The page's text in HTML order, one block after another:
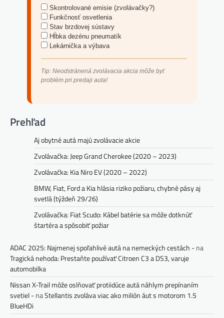
Skontrolované emisie (zvolávačky?)
Funkčnosť osvetlenia
Stav brzdovej sústavy
Hĺbka dezénu pneumatík
Lekárnička a výbava
Tip: Neodstránená zvolávacia akcia môže byť
problém pri predaji auta!
Prehľad
Aj obytné autá majú zvolávacie akcie
Zvolávačka: Jeep Grand Cherokee (2020 – 2023)
Zvolávačka: Kia Niro EV (2020 – 2022)
BMW, Fiat, Ford a Kia hlásia riziko požiaru, chybné pásy aj
svetlá (týždeň 29/26)
Zvolávačka: Fiat Scudo: Kábel batérie sa môže dotknúť
štartéra a spôsobiť požiar
ADAC 2025: Najmenej spoľahlivé autá na nemeckých cestách -na
Tragická nehoda: Prestaňte používať Citroen C3 a DS3, varuje
automobilka
Nissan X-Trail môže oslňovať protiidúce autá náhlym prepínaním
svetiel -naStellantis zvoláva viac ako milión áut s motorom 1.5
BlueHDi